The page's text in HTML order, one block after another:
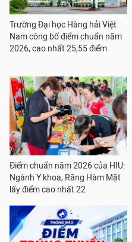
Trường Đại học Hàng hải Việt
Nam công bố điểm chuẩn năm
2026, cao nhất 25,55 điểm
Điểm chuẩn năm 2026 của HIU:
Ngành Y khoa, Răng Hàm Mặt
lấy điểm cao nhất 22